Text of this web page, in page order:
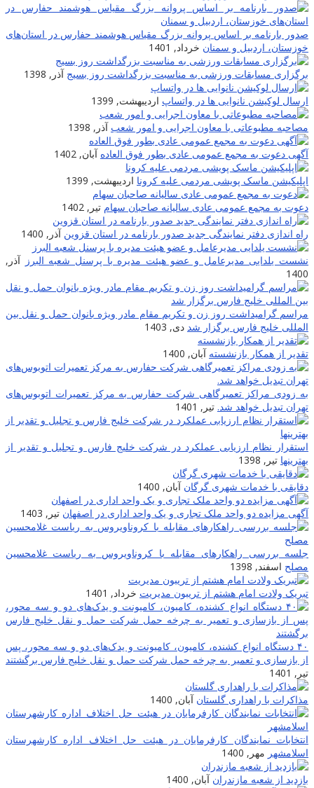
صدور بارنامه بر اساس پروانه بزرگ مقیاس هوشمند حفارس در استان‌های
خوزستان، اردبیل و سمنان خرداد, 1401
برگزاری مسابقات ورزشی به مناسبت بزرگداشت روز بسیج آذر, 1398
ارسال لوکیشن نانوایی ها در واتساپ اردیبهشت, 1399
مصاحبه مطبوعاتی با معاون اجرایی و امور شعب آذر, 1398
آگهی دعوت به مجمع عمومی عادی بطور فوق العاده آبان, 1402
اپلیکیشن ماسک پویشی مردمی علیه کرونا اردیبهشت, 1399
دعوت به مجمع عمومی عادی سالیانه صاحبان سهام تیر, 1402
راه اندازی دفتر نمایندگی جدید صدور بارنامه در استان قزوین آذر, 1400
نشست یلدایی مدیرعامل و عضو هیئت مدیره با پرسنل شعبه البرز آذر,
1400
مراسم گرامیداشت روز زن و تکریم مقام مادر ویژه بانوان حمل و نقل بین
المللی خلیج فارس برگزار شد دی, 1403
تقدیر از همکار بازنشسته آبان, 1400
به زودی مراکز تعمیرگاهی شرکت حفارس به مرکز تعمیرات اتوبوس‌های
تهران تبدیل خواهد شد. تیر, 1401
استقرار نظام ارزیابی عملکرد در شرکت خلیج فارس و تجلیل و تقدیر از
بهترینها تیر, 1398
دقایقی با خدمات شهری گرگان آبان, 1400
آگهی مزایده دو واحد ملک تجاری و یک واحد اداری در اصفهان تیر, 1403
جلسه بررسی راهکارهای مقابله با کروناویروس به ریاست غلامحسین
مصلح اسفند, 1398
تبریک ولادت امام هشتم از تریبون مدیریت خرداد, 1401
۴۰ دستگاه انواع کشنده، کامیون، کامیونت و یدک‌های دو و سه محور، پس
از بازسازی و تعمیر به چرخه حمل شرکت حمل و نقل خلیج فارس برگشتند
تیر, 1401
مذاکرات با راهداری گلستان آبان, 1400
انتخابات نمایندگان کارفرمایان در هیئت حل اختلاف اداره کارشهرستان
اسلامشهر مهر, 1400
بازدید از شعبه مازندران آبان, 1400